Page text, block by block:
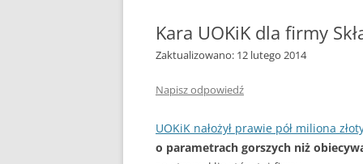
NORMY EMISJI I
DOMOWYCH KOTŁÓW
MANDAT ZA PALENIE
W
Kara UOKiK dla firmy
Zaktualizowano: 12 lutego 2014
Napisz odpowiedź
UOKiK nałożył prawie pół miliona
o parametrach gorszych niż